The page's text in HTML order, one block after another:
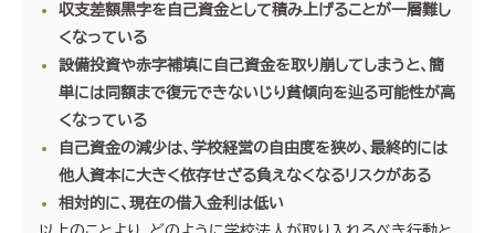
収支差額黒字を自己資金として積み上げることが一層難し
くなっている
設備投資や赤字補填に自己資金を取り崩してしまうと、簡
単には同額まで復元できないじり貧傾向を辿る可能性が高
くなっている
自己資金の減少は、学校経営の自由度を狭め、最終的には
他人資本に大きく依存せざる負えなくなるリスクがある
相対的に、現在の借入金利は低い